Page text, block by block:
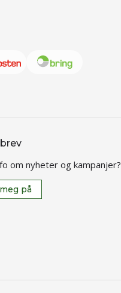
om nyheter og kampanjer?
på